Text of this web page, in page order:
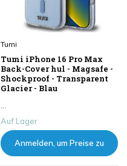
Tumi
Tumi iPhone 16 Pro Max
Back-Cover hul - Magsafe -
Shockproof - Transparent
Glacier - Blau
...
Auf Lager
Anmelden, um Preise zu